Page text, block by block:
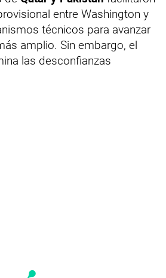
entre Washington y
técnicos para avanzar
amplio. Sin embargo, el
las desconfianzas